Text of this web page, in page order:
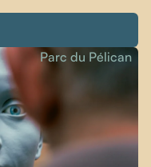
Parc du Pélican